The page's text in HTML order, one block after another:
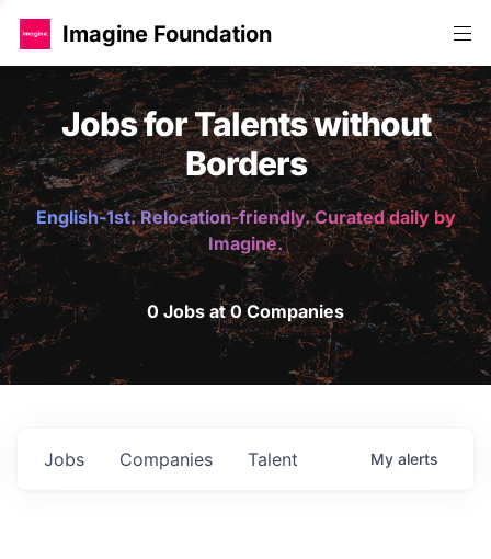
Imagine Foundation
Jobs for Talents without
Borders
English-1st. Relocation-friendly. Curated daily by
Imagine.
0 Jobs at 0 Companies
Jobs Companies Talent My alerts